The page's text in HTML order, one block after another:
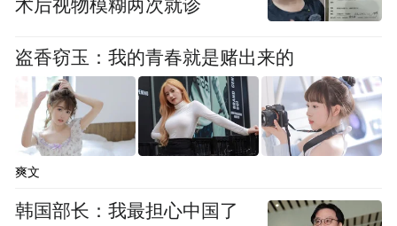
“临川文化”是“赣文化”的两大支柱之一。北
近代以来我国的文化先锋、思想高地、学术
殿堂和人才摇篮，为推动国家发展、社会进
步和民族振兴做出了历史性贡献。抚州与北
京大学渊源深厚，合作基础良好，潜力巨
大。此次双方共建文化传承与创新研究院，
以合作交流催生文化发展的叠加效应，必将
术后视物模糊两次就诊
盗香窃玉：我的青春就是赌出来的
爽文
韩国部长：我最担心中国了